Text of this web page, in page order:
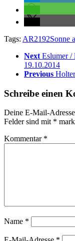
Tags: AR2192Sonne
Next Eslumer /
19.10.2014
Previous
Schreibe einen
Deine E-Mail-
Felder sind mit *
Kommentar *
Name *